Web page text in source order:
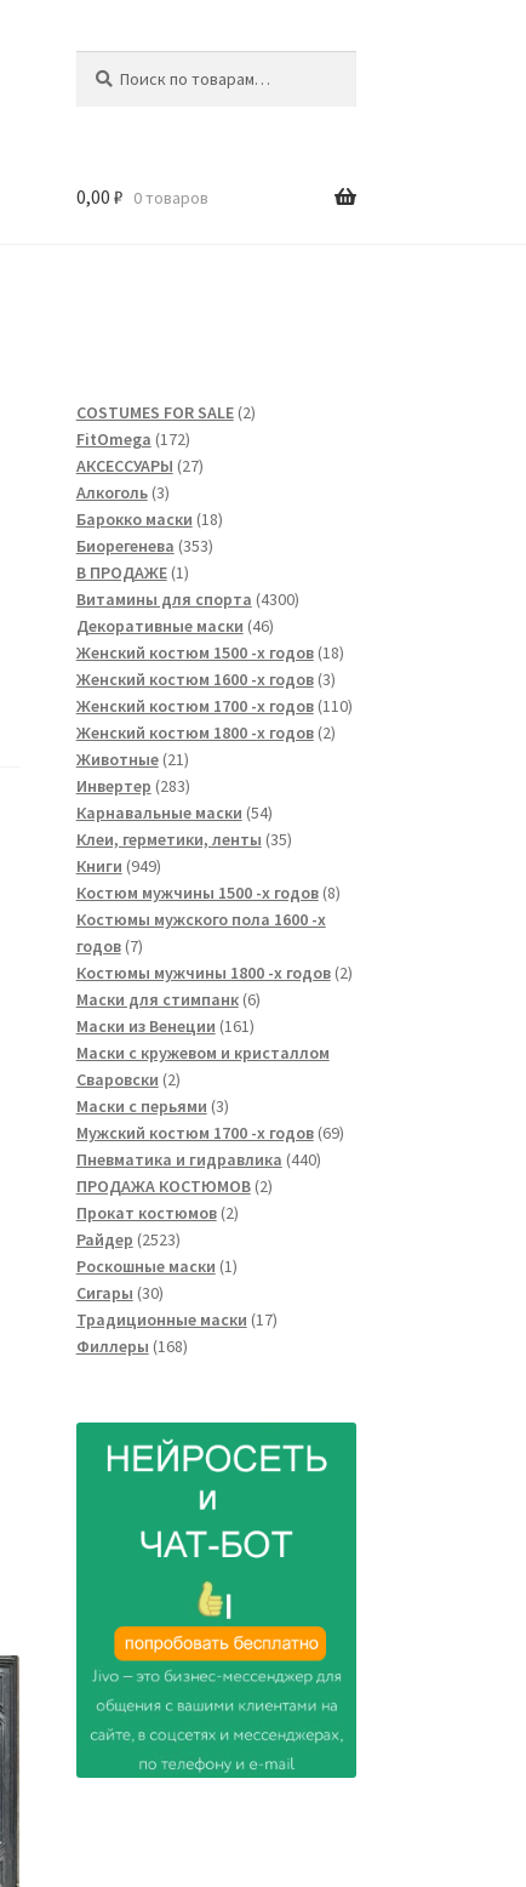
0,00 ₽ 0 товаров
COSTUMES FOR SALE 22
FitOmega 172172
товара
АКСЕССУАРЫ 2727
Алкоголь 33
товара
Барокко маски 1818
Биорегенева 353353
В ПРОДАЖЕ 11
товар
Витамины для спорта 43004300
Декоративные маски 4646
товаров
Женский костюм 1500 -х годов 1818
Женский костюм 1600 -х годов 33
товара
Женский костюм 1700 -х годов 110110
Женский костюм 1800 -х годов 22
Животные 2121
товар
Инвертер 283283
товара
Карнавальные маски 5454
товара
Клеи, герметики, ленты 3535
Книги 949949
товаров
Костюм мужчины 1500 -х годов 88
Костюмы мужского пола 1600 -х
годов 77
товаров
Костюмы мужчины 1800 -х годов 22
Маски для стимпанк 66
Маски из Венеции 161161
товар
Маски с кружевом и кристаллом
Сваровски 22
товара
Маски с перьями 33
товара
Мужский костюм 1700 -х годов 6969
Пневматика и гидравлика 440440
ПРОДАЖА КОСТЮМОВ 22
Прокат костюмов 22
Райдер 25232523
товара
Роскошные маски 11
Сигары 3030
товаров
Традиционные маски 1717
Филлеры 168168